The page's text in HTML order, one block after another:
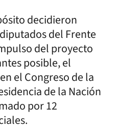
decidieron
del Frente
del proyecto
posible, el
el Congreso de la
de la Nación
por 12